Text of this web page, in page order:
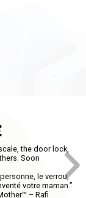
the door lock,
Soon
le verrou,
votre maman.”
– Rafi